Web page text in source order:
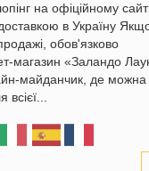
на офіційному
в Україну
обов'язково
магазин «Заландо
майданчик, де можна